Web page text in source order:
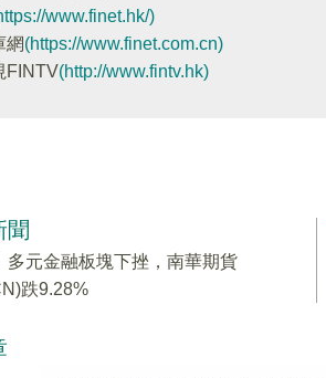
www.finet.hk/)
網(https://www.finet.com.cn)
FINTV(http://www.fintv.hk)
聞
多元金融板塊下挫，南華期貨
跌9.28%